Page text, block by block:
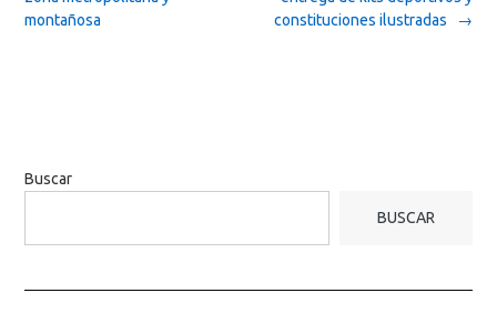
constituciones ilustradas →
montañosa
Buscar
BUSCAR